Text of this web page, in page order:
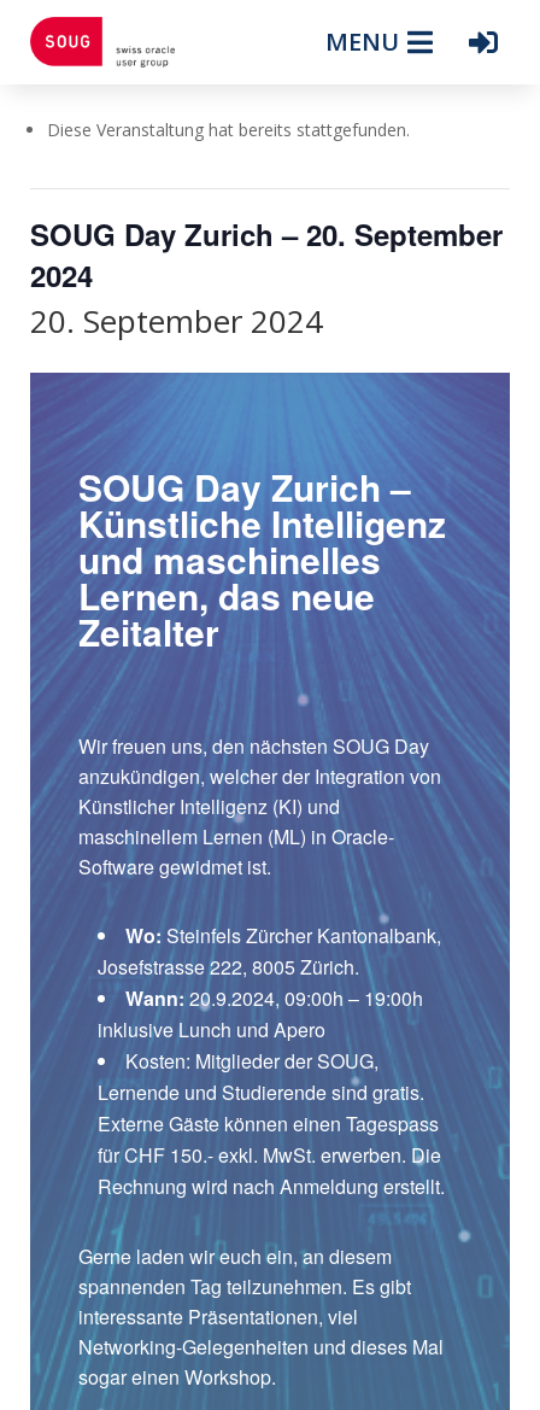
MENU
Diese Veranstaltung hat bereits stattgefunden.
SOUG Day Zurich – 20. September
2024
20. September 2024
SOUG Day Zurich –
Künstliche Intelligenz
und maschinelles
Lernen, das neue
Zeitalter
Wir freuen uns, den nächsten SOUG Day
anzukündigen, welcher der Integration von
Künstlicher Intelligenz (KI) und
maschinellem Lernen (ML) in Oracle-
Software gewidmet ist.
Wo: Steinfels Zürcher Kantonalbank,
Josefstrasse 222, 8005 Zürich.
Wann:20.9.2024, 09:00h – 19:00h
inklusive Lunch und Apero
Kosten: Mitglieder der SOUG,
Lernende und Studierende sind gratis.
Externe Gäste können einen Tagespass
für CHF 150.- exkl. MwSt. erwerben. Die
Rechnung wird nach Anmeldung erstellt.
Gerne laden wir euch ein, an diesem
spannenden Tag teilzunehmen. Es gibt
interessante Präsentationen, viel
Networking-Gelegenheiten und dieses Mal
sogar einen Workshop.